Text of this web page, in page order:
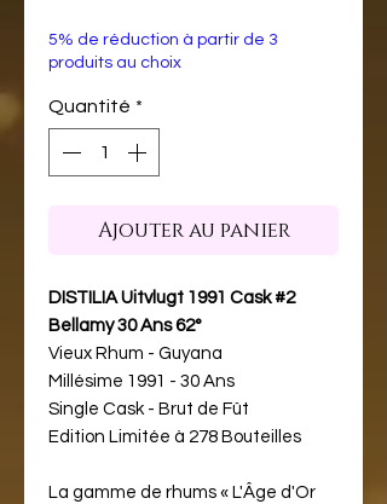
5% de réduction à partir de 3
produits au choix
Quantité *
Ajouter au panier
DISTILIA Uitvlugt 1991 Cask #2
Bellamy 30 Ans 62°
Vieux Rhum - Guyana
Millésime 1991 - 30 Ans
Single Cask - Brut de Fût
Edition Limitée à 278 Bouteilles
La gamme de rhums « L'Âge d'Or